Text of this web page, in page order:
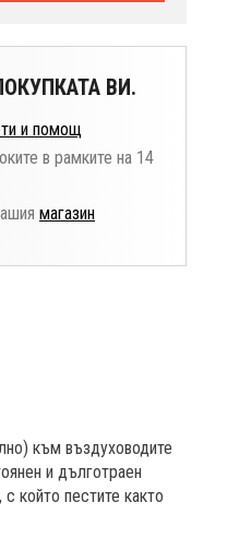
ВИ.
и помощ
в рамките на 14
магазин
към въздуховодите
и дълготраен
който пестите както